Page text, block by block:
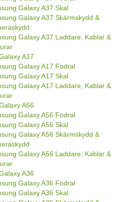
Galaxy A37 Skal
Galaxy A37 Skärmskydd &
Galaxy A37 Laddare, Kablar &
A17
Galaxy A17 Fodral
Galaxy A17 Skal
Galaxy A17 Laddare, Kablar &
A56
Galaxy A56 Fodral
Galaxy A56 Skal
Galaxy A56 Skärmskydd &
Galaxy A56 Laddare, Kablar &
A36
Galaxy A36 Fodral
Galaxy A36 Skal